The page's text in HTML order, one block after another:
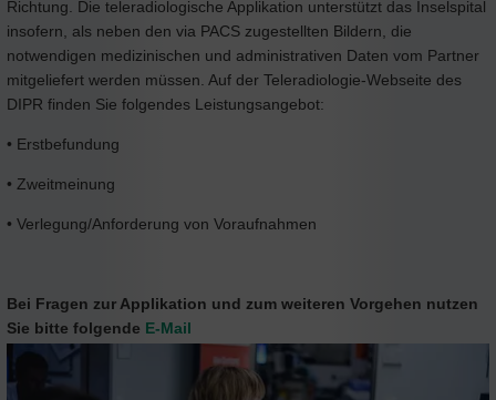
Richtung. Die teleradiologische Applikation unterstützt das Inselspital
insofern, als neben den via PACS zugestellten Bildern, die
notwendigen medizinischen und administrativen Daten vom Partner
mitgeliefert werden müssen. Auf der Teleradiologie-Webseite des
DIPR finden Sie folgendes Leistungsangebot:
• Erstbefundung
• Zweitmeinung
• Verlegung/Anforderung von Voraufnahmen
Bei Fragen zur Applikation und zum weiteren Vorgehen nutzen
Sie bitte folgende E-Mail